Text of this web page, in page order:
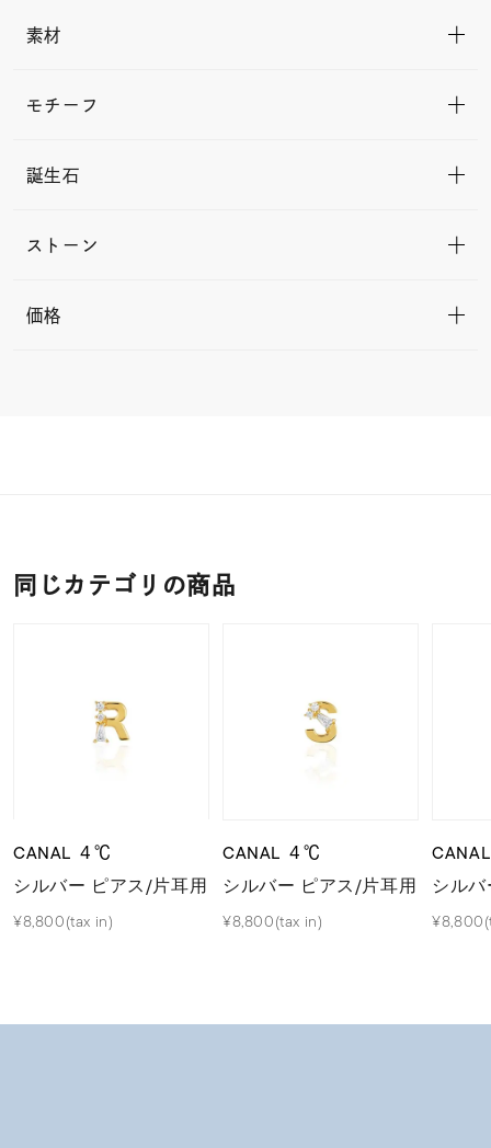
素材
モチーフ
誕生石
ストーン
価格
同じカテゴリの商品
CANAL ４℃
シルバー ピアス/片耳用
¥8,800(tax in)
CANAL ４℃
シルバー ピアス/片耳用
¥8,800(tax in)
シル